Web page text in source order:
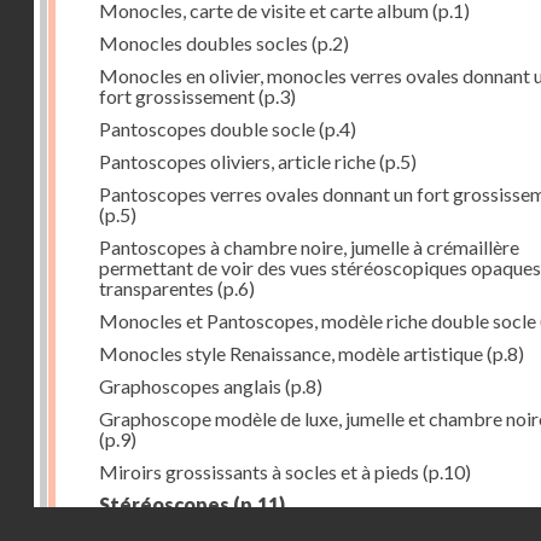
Monocles, carte de visite et carte album(p.1)
Monocles doubles socles (p.2)
Monocles en olivier, monocles verres ovales donnant
fort grossissement(p.3)
Pantoscopes double socle(p.4)
Pantoscopes oliviers, article riche(p.5)
Pantoscopes verres ovales donnant un fort
(p.5)
Pantoscopes à chambre noire, jumelle à crémaillère
permettant de voir des vues stéréoscopiques
transparentes (p.6)
Monocles et Pantoscopes, modèle riche double socle
Monocles style Renaissance, modèle artistique(p.8)
Graphoscopes anglais (p.8)
Graphoscope modèle de luxe, jumelle et chambre
(p.9)
Miroirs grossissants à socles et à pieds (p.10)
Stéréoscopes(p.11)